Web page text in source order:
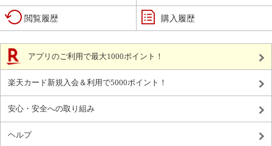
閲覧履歴 購入履歴
アプリのご利用で最大1000ポイント！
楽天カード新規入会＆利用で5000ポイント！
安心・安全への取り組み
ヘルプ